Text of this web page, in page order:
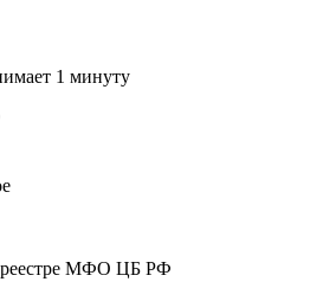
1 минуту
МФО ЦБ РФ